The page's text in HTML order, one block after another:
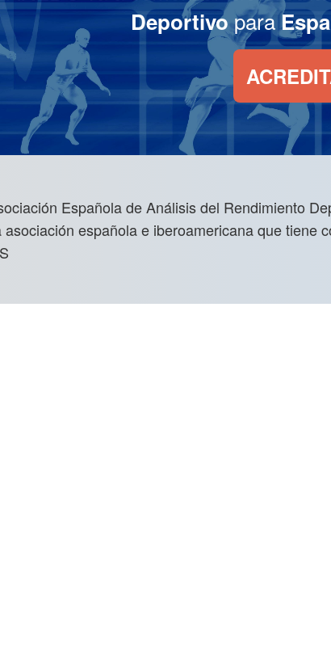
Deportivopara
Española de Análisis del Rendimiento
asociación española e iberoamericana que tiene